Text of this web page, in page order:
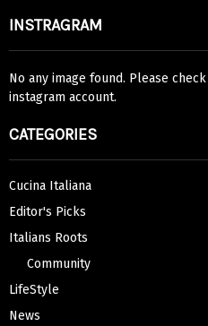
INSTRAGRAM
No any image found. Please
instagram account.
CATEGORIES
Cucina Italiana
Editor's Picks
Italians Roots
Community
LifeStyle
News